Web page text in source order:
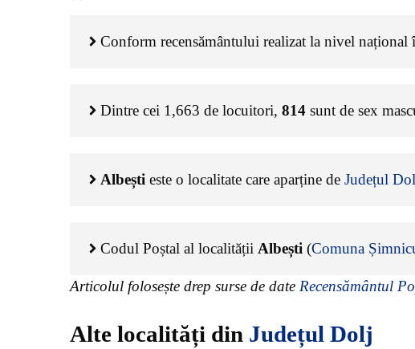
Conform recensământului realizat la nivel
Dintre cei 1,663 de locuitori, 814 sunt de sex
Albești este o localitate care aparține de Județul
Codul Poștal al localității Albești (Comuna
Articolul folosește drep surse de date Recensământul
Alte localități din Județul Dolj